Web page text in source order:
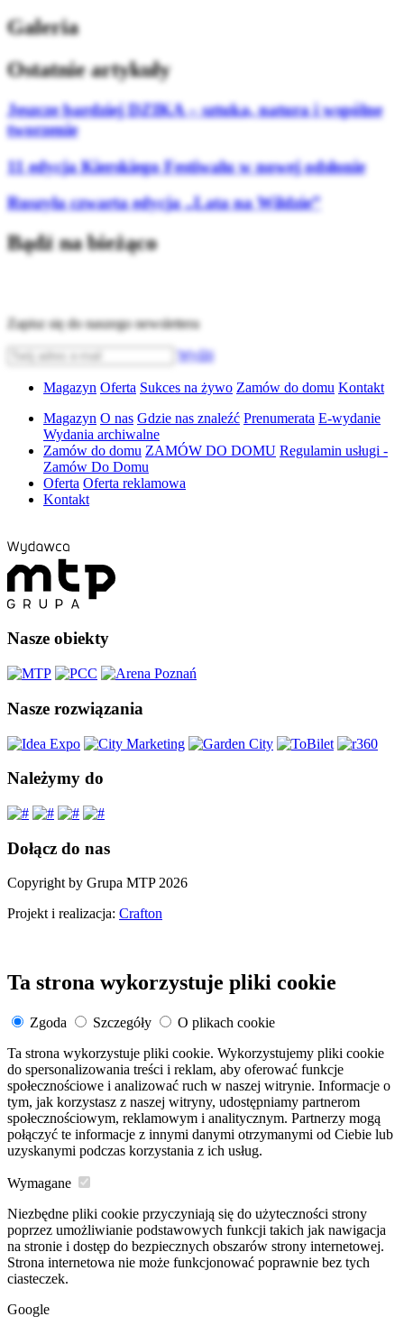
Galeria
Ostatnie artykuły
Jeszcze bardziej DZIKA – sztuka, natura i wspólne
tworzenie
11 edycja Kierskiego Festiwalu w nowej odsłonie
Ruszyła czwarta edycja „Lata na Wildzie”
Bądź na bieżąco
Zapisz się do naszego newslettera
Wyślij
Magazyn Oferta Sukces na żywo Zamów do domu Kontakt
Magazyn O nas Gdzie nas znaleźć Prenumerata E-wydanie
Wydania archiwalne
Zamów do domu ZAMÓW DO DOMU Regulamin usługi -
Zamów Do Domu
Oferta Oferta reklamowa
Kontakt
Nasze obiekty
Nasze rozwiązania
Należymy do
Dołącz do nas
Copyright by Grupa MTP 2026
Projekt i realizacja: Crafton
Ta strona wykorzystuje pliki cookie
Zgoda Szczegóły
O plikach cookie
Ta strona wykorzystuje pliki cookie. Wykorzystujemy pliki cookie
do spersonalizowania treści i reklam, aby oferować funkcje
społecznościowe i analizować ruch w naszej witrynie. Informacje o
tym, jak korzystasz z naszej witryny, udostępniamy partnerom
społecznościowym, reklamowym i analitycznym. Partnerzy mogą
połączyć te informacje z innymi danymi otrzymanymi od Ciebie lub
uzyskanymi podczas korzystania z ich usług.
Wymagane
Niezbędne pliki cookie przyczyniają się do użyteczności strony
poprzez umożliwianie podstawowych funkcji takich jak nawigacja
na stronie i dostęp do bezpiecznych obszarów strony internetowej.
Strona internetowa nie może funkcjonować poprawnie bez tych
ciasteczek.
Google